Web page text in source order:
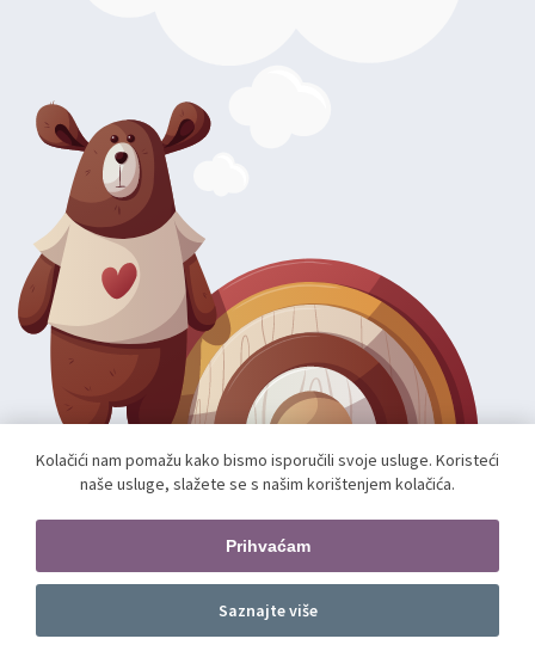
Pratite nas
Kolačići nam pomažu kako bismo isporučili svoje usluge. Koristeći
naše usluge, slažete se s našim korištenjem kolačića.
Prihvaćam
Saznajte više